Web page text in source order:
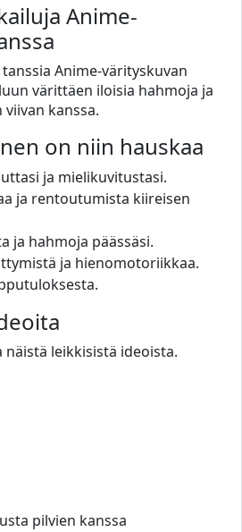
Anime-
Anime-värityskuvan
värittäen iloisia hahmoja ja
kanssa.
on niin hauskaa
ja mielikuvitustasi.
ja rentoutumista kiireisen
ja hahmoja päässäsi.
ja hienomotoriikkaa.
leikkisistä ideoista.
pilvien kanssa